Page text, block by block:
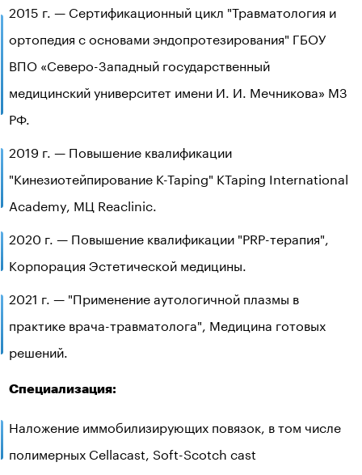
2015 г. — Сертификационный цикл "Травматология и
ортопедия с основами эндопротезирования" ГБОУ
ВПО «Северо-Западный государственный
медицинский университет имени И. И. Мечникова» МЗ
РФ.
2019 г. — Повышение квалификации
"Кинезиотейпирование K-Taping" KTaping International
Academy, МЦ Reaclinic.
2020 г. — Повышение квалификации "PRP-терапия",
Корпорация Эстетической медицины.
2021 г. — "Применение аутологичной плазмы в
практике врача-травматолога", Медицина готовых
решений.
Специализация:
Наложение иммобилизирующих повязок, в том числе
полимерных Cellacast, Soft-Scotch cast